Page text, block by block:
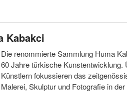
Kabakci
Die renommierte Sammlung Huma
60 Jahre türkische Kunstentwicklung.
Künstlern fokussieren das
Malerei, Skulptur und Fotografie in der